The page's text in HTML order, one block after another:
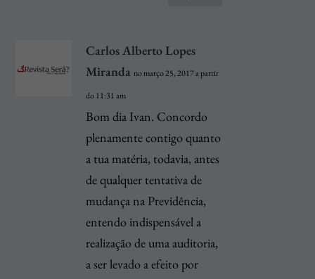
Carlos Alberto Lopes
Miranda no março 25, 2017 a partir
do 11:31 am
Bom dia Ivan. Concordo
plenamente contigo quanto
a tua matéria, todavia, antes
de qualquer tentativa de
mudança na Previdência,
entendo indispensável a
realização de uma auditoria,
a ser levado a efeito por